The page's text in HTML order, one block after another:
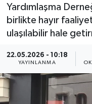
Yardımlaşma
birlikte hayır
ulaşılabilir hale
22.05.2026 - 10:18
YAYINLANMA